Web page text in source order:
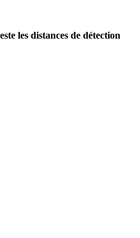
les distances de détection